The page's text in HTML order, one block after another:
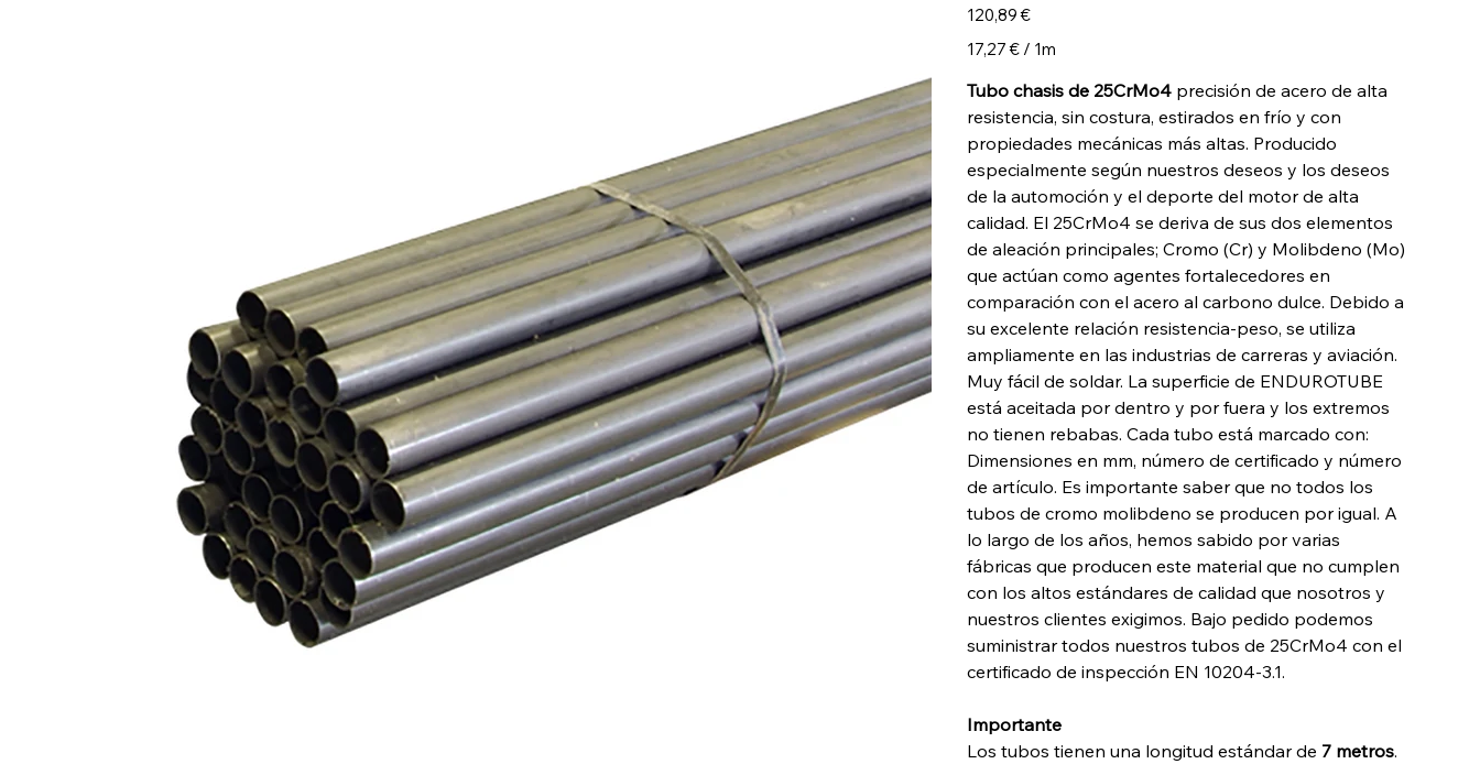
Precio
120,89 €
17,27 €
por
17,27 € / 1m
Tubo chasis de 25CrMo4precisión de acero de alta
resistencia, sin costura, estirados en frío y con
propiedades mecánicas más altas. Producido
especialmente según nuestros deseos y los deseos
de la automoción y el deporte del motor de alta
calidad. El 25CrMo4 se deriva de sus dos elementos
de aleación principales; Cromo (Cr) y Molibdeno (Mo)
que actúan como agentes fortalecedores en
comparación con el acero al carbono dulce. Debido a
su excelente relación resistencia-peso, se utiliza
ampliamente en las industrias de carreras y aviación.
Muy fácil de soldar. La superficie de ENDUROTUBE
está aceitada por dentro y por fuera y los extremos
no tienen rebabas. Cada tubo está marcado con:
Dimensiones en mm, número de certificado y número
de artículo. Es importante saber que no todos los
tubos de cromo molibdeno se producen por igual. A
lo largo de los años, hemos sabido por varias
fábricas que producen este material que no cumplen
con los altos estándares de calidad que nosotros y
nuestros clientes exigimos. Bajo pedido podemos
suministrar todos nuestros tubos de 25CrMo4 con el
certificado de inspección EN 10204-3.1.
Importante
Los tubos tienen una longitud estándar de 7 metros.